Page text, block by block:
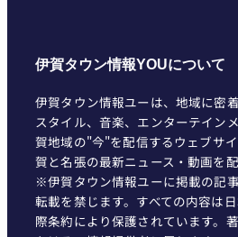
伊賀タウン情報YOUについて
伊賀タウン情報ユーは、地域に密
スタイル、音楽、エンターテイン
賀地域の"今"を配信するウェブサ
賀と名張の最新ニュース・動画を配
※伊賀タウン情報ユーに掲載の記
転載を禁じます。すべての内容は
際条約により保護されています。